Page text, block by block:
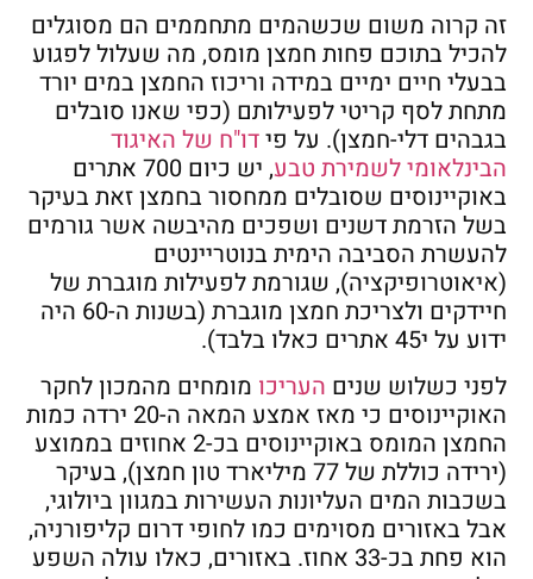
זה קרוה משום שכשהמים מתחממים הם מסוגלים
להכיל בתוכם פחות חמצן מומס, מה שעלול לפגוע
בבעלי חיים ימיים במידה וריכוז החמצן במים יורד
מתחת לסף קריטי לפעילותם (כפי שאנו סובלים
בגבהים דלי-חמצן). על פידו"ח של האיגוד
הבינלאומי לשמירת טבע
, יש כיום 700 אתרים
באוקיינוסים שסובלים ממחסור בחמצן זאת בעיקר
בשל הזרמת דשנים ושפכים מהיבשה אשר גורמים
להעשרת הסביבה הימית בנוטריינטים
(איאוטרופיקציה), שגורמת לפעילות מוגברת של
חיידקים ולצריכת חמצן מוגברת (בשנות ה-60 היה
ידוע על י45 אתרים כאלו בלבד).
לפני כשלוש שנים העריכו מומחים מהמכון לחקר
האוקיינוסים כי מאז אמצע המאה ה-20 ירדה כמות
החמצן המומס באוקיינוסים בכ-2 אחוזים בממוצע
(ירידה כוללת של 77 מיליארד טון חמצן), בעיקר
בשכבות המים העליונות העשירות במגוון ביולוגי,
אבל באזורים מסוימים כמו לחופי דרום קליפורניה,
הוא פחת בכ-33 אחוז. באזורים, כאלו עולה השפע